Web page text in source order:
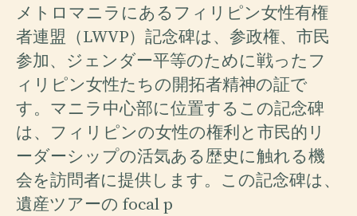
メトロマニラにあるフィリピン女性有権
者連盟（LWVP）記念碑は、参政権、市民
参加、ジェンダー平等のために戦ったフ
ィリピン女性たちの開拓者精神の証で
す。マニラ中心部に位置するこの記念碑
は、フィリピンの女性の権利と市民的リ
ーダーシップの活気ある歴史に触れる機
会を訪問者に提供します。この記念碑は、
遺産ツアーの focal p